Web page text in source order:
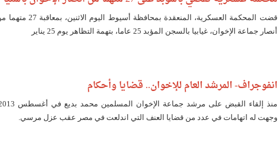
قضت المحكمة العسكرية، المنعقدة بمحافظة أسيوط اليوم الاثنين،
أنصار جماعة الإخوان، غيابيا بالسجن المؤبد 25 عاما، بتهمة التظاهر يوم 25 يناير
انفوجراف- المرشد العام للإخوان.. قضايا وأحكام
وجهت له اتهامات في عدد من قضايا العنف التي اندلعت في مصر عقب عزل مرسي.